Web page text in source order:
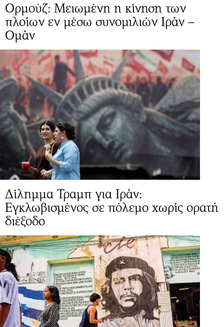
Ορμούζ: Μειωμένη η κίνηση των
πλοίων εν μέσω συνομιλιών Ιράν –
Ομάν
Δίλημμα Τραμπ για Ιράν:
Εγκλωβισμένος σε πόλεμο χωρίς ορατή
διέξοδο